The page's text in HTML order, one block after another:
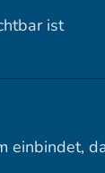
ist
einbindet,